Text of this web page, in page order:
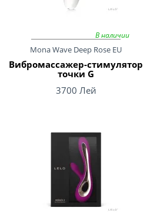
В наличии
Mona Wave Deep Rose EU
Вибромассажер-стимулятор
точки G
3700 Лей